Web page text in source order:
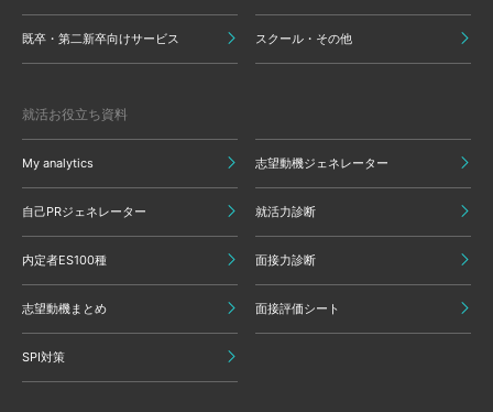
既卒・第二新卒向けサービス スクール・その他
就活お役立ち資料
My analytics 志望動機ジェネレーター
自己PRジェネレーター 就活力診断
内定者ES100種 面接力診断
志望動機まとめ 面接評価シート
SPI対策